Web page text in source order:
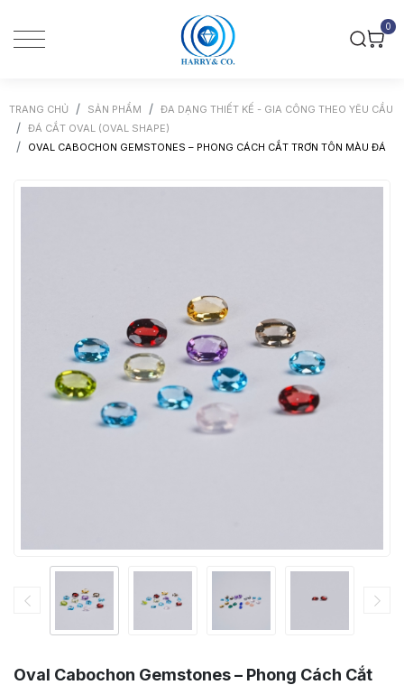
0
TRANG CHỦ SẢN PHẨM
ĐA DẠNG THIẾT KẾ - GIA CÔNG THEO YÊU CẦU
ĐÁ CẮT OVAL (OVAL SHAPE)
OVAL CABOCHON GEMSTONES – PHONG CÁCH CẮT TRƠN TÔN MÀU ĐÁ
Oval Cabochon Gemstones – Phong Cách Cắt